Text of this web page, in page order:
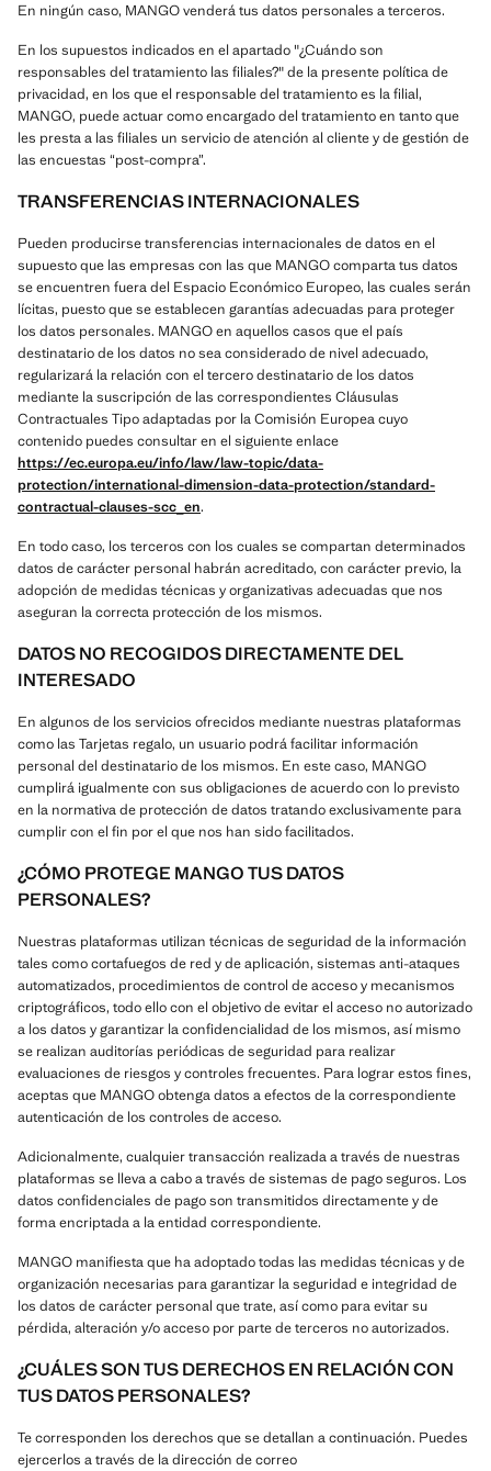
En ningún caso, MANGO venderá tus datos personales a terceros.
En los supuestos indicados en el apartado "¿Cuándo son
responsables del tratamiento las filiales?" de la presente política de
privacidad, en los que el responsable del tratamiento es la filial,
MANGO, puede actuar como encargado del tratamiento en tanto que
les presta a las filiales un servicio de atención al cliente y de gestión de
las encuestas “post-compra”.
TRANSFERENCIAS INTERNACIONALES
Pueden producirse transferencias internacionales de datos en el
supuesto que las empresas con las que MANGO comparta tus datos
se encuentren fuera del Espacio Económico Europeo, las cuales serán
lícitas, puesto que se establecen garantías adecuadas para proteger
los datos personales. MANGO en aquellos casos que el país
destinatario de los datos no sea considerado de nivel adecuado,
regularizará la relación con el tercero destinatario de los datos
mediante la suscripción de las correspondientes Cláusulas
Contractuales Tipo adaptadas por la Comisión Europea cuyo
contenido puedes consultar en el siguiente enlace
https://ec.europa.eu/info/law/law-topic/data-
protection/international-dimension-data-protection/standard-
contractual-clauses-scc_en.
En todo caso, los terceros con los cuales se compartan determinados
datos de carácter personal habrán acreditado, con carácter previo, la
adopción de medidas técnicas y organizativas adecuadas que nos
aseguran la correcta protección de los mismos.
DATOS NO RECOGIDOS DIRECTAMENTE DEL
INTERESADO
En algunos de los servicios ofrecidos mediante nuestras plataformas
como las Tarjetas regalo, un usuario podrá facilitar información
personal del destinatario de los mismos. En este caso, MANGO
cumplirá igualmente con sus obligaciones de acuerdo con lo previsto
en la normativa de protección de datos tratando exclusivamente para
cumplir con el fin por el que nos han sido facilitados.
¿CÓMO PROTEGE MANGO TUS DATOS
PERSONALES?
Nuestras plataformas utilizan técnicas de seguridad de la información
tales como cortafuegos de red y de aplicación, sistemas anti-ataques
automatizados, procedimientos de control de acceso y mecanismos
criptográficos, todo ello con el objetivo de evitar el acceso no autorizado
a los datos y garantizar la confidencialidad de los mismos, así mismo
se realizan auditorías periódicas de seguridad para realizar
evaluaciones de riesgos y controles frecuentes. Para lograr estos fines,
aceptas que MANGO obtenga datos a efectos de la correspondiente
autenticación de los controles de acceso.
Adicionalmente, cualquier transacción realizada a través de nuestras
plataformas se lleva a cabo a través de sistemas de pago seguros. Los
datos confidenciales de pago son transmitidos directamente y de
forma encriptada a la entidad correspondiente.
MANGO manifiesta que ha adoptado todas las medidas técnicas y de
organización necesarias para garantizar la seguridad e integridad de
los datos de carácter personal que trate, así como para evitar su
pérdida, alteración y/o acceso por parte de terceros no autorizados.
¿CUÁLES SON TUS DERECHOS EN RELACIÓN CON
TUS DATOS PERSONALES?
Te corresponden los derechos que se detallan a continuación. Puedes
ejercerlos a través de la dirección de correo